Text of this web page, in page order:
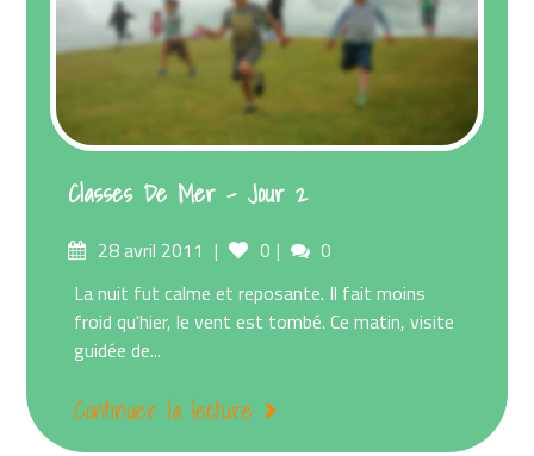
Classes De Mer – Jour 2
Posted28 avril 2011 0 Comments
0
La nuit fut calme et reposante. Il fait moins
froid qu'hier, le vent est tombé. Ce matin, visite
guidée de...
Continuer la lecture